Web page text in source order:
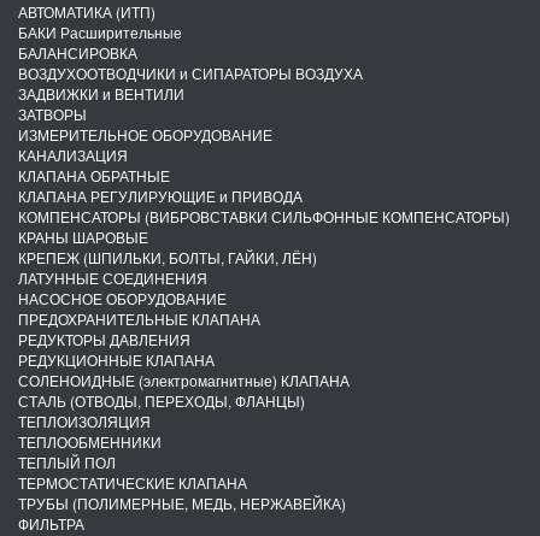
АВТОМАТИКА (ИТП)
БАКИ Расширительные
БАЛАНСИРОВКА
ВОЗДУХООТВОДЧИКИ и СИПАРАТОРЫ ВОЗДУХА
ЗАДВИЖКИ и ВЕНТИЛИ
ЗАТВОРЫ
ИЗМЕРИТЕЛЬНОЕ ОБОРУДОВАНИЕ
КАНАЛИЗАЦИЯ
КЛАПАНА ОБРАТНЫЕ
КЛАПАНА РЕГУЛИРУЮЩИЕ и ПРИВОДА
КОМПЕНСАТОРЫ (ВИБРОВСТАВКИ СИЛЬФОННЫЕ КОМПЕНСАТОРЫ)
КРАНЫ ШАРОВЫЕ
КРЕПЕЖ (ШПИЛЬКИ, БОЛТЫ, ГАЙКИ, ЛЁН)
ЛАТУННЫЕ СОЕДИНЕНИЯ
НАСОСНОЕ ОБОРУДОВАНИЕ
ПРЕДОХРАНИТЕЛЬНЫЕ КЛАПАНА
РЕДУКТОРЫ ДАВЛЕНИЯ
РЕДУКЦИОННЫЕ КЛАПАНА
СОЛЕНОИДНЫЕ (электромагнитные) КЛАПАНА
СТАЛЬ (ОТВОДЫ, ПЕРЕХОДЫ, ФЛАНЦЫ)
ТЕПЛОИЗОЛЯЦИЯ
ТЕПЛООБМЕННИКИ
ТЕПЛЫЙ ПОЛ
ТЕРМОСТАТИЧЕСКИЕ КЛАПАНА
ТРУБЫ (ПОЛИМЕРНЫЕ, МЕДЬ, НЕРЖАВЕЙКА)
ФИЛЬТРА